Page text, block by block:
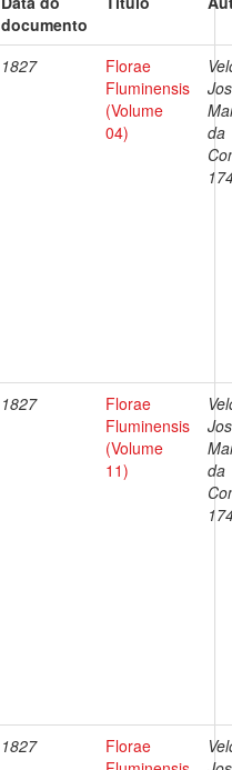
documento
1827
Florae
Fluminensis
(Volume
04)
da
1827
Florae
Fluminensis
(Volume
11)
da
1827
Florae